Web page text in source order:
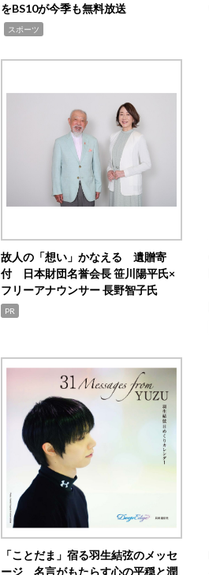
をBS10が今季も無料放送
スポーツ
故人の「想い」かなえる 遺贈寄
付 日本財団名誉会長 笹川陽平氏×
フリーアナウンサー 長野智子氏
PR
「ことだま」宿る羽生結弦のメッセ
ージ 名言がもたらす心の平穏と潤